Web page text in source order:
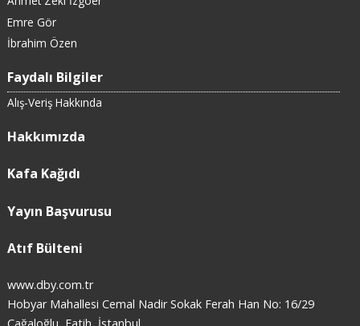
Emre Gör
İbrahim Özen
Faydalı Bilgiler
Alış-Veriş Hakkında
Hakkımızda
Kafa Kağıdı
Yayın Başvurusu
Atıf Bülteni
www.dby.com.tr
Hobyar Mahallesi Cemal Nadir Sokak Ferah Han No: 16/29